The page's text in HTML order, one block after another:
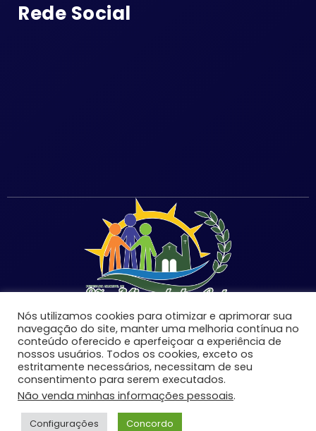
Rede Social
©Copyright 2026 | Prefeitura Municipal de São Miguel
do Anta-MG | Todos os direitos reservados.
Desenvolvido por:
Nós utilizamos cookies para otimizar e aprimorar sua
navegação do site, manter uma melhoria contínua no
conteúdo oferecido e aperfeiçoar a experiência de
nossos usuários. Todos os cookies, exceto os
estritamente necessários, necessitam de seu
consentimento para serem executados.
Não venda minhas informações pessoais.
Configurações Concordo